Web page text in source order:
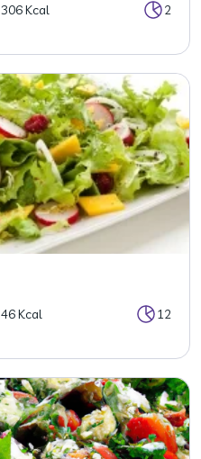
306 Kcal 2
46 Kcal 12